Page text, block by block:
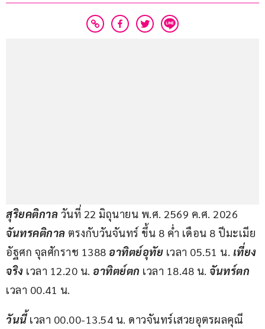
สุริยคติกาล วันที่ 22 มิถุนายน พ.ศ. 2569 ค.ศ. 2026
จันทรคติกาล ตรงกับวันจันทร์ ขึ้น 8 ค่ำ เดือน 8 ปีมะเมีย
อัฐศก จุลศักราช 1388 อาทิตย์อุทัย เวลา 05.51 น. เที่ยง
จริง เวลา 12.20 น. อาทิตย์ตก เวลา 18.48 น. จันทร์ตก
เวลา 00.41 น.
วันนี้ เวลา 00.00-13.54 น. ดาวจันทร์เสวยอุตรผลคุณี